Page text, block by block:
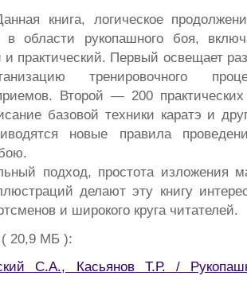
книга, логическое
в области рукопашного боя,
и практический. Первый освещает
тренировочного
Второй — 200
базовой техники каратэ и
новые правила
подход, простота изложения
делают эту книгу
и широкого круга читателей.
( 20,9 МБ ):
С.А., Касьянов Т.Р. /